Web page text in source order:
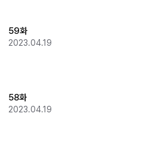
59화
2023.04.19
58화
2023.04.19